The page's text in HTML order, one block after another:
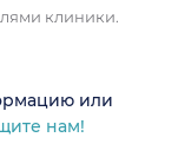
клиники.
или
нам!